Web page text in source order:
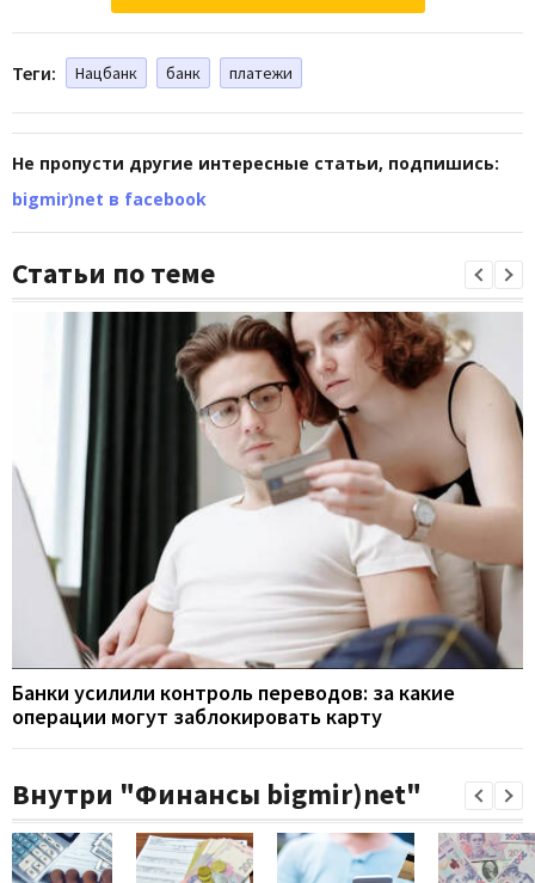
Теги: Нацбанк банк платежи
Не пропусти другие интересные статьи, подпишись:
bigmir)net в facebook
Статьи по теме
Банки усилили контроль переводов: за какие
операции могут заблокировать карту
Внутри "Финансы bigmir)net"